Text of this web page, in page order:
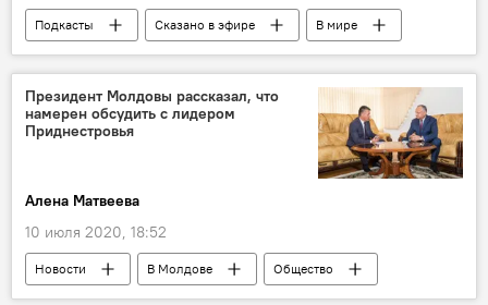
Подкасты Сказано в эфире
В мире
Новости
Преследование Sputnik и RT в США и Европе
Президент Молдовы рассказал, что
намерен обсудить с лидером
Приднестровья
Алена Матвеева
10 июля 2020, 18:52
Новости В Молдове Общество